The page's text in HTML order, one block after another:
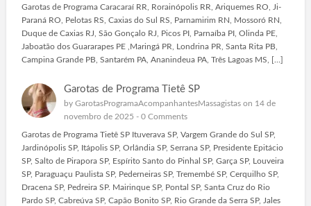
Garotas de Programa Caracaraí RR, Rorainópolis RR, Ariquemes RO, Ji-
Paraná RO, Pelotas RS, Caxias do Sul RS, Parnamirim RN, Mossoró RN,
Duque de Caxias RJ, São Gonçalo RJ, Picos PI, Parnaíba PI, Olinda PE,
Jaboatão dos Guararapes PE ,Maringá PR, Londrina PR, Santa Rita PB,
Campina Grande PB, Santarém PA, Ananindeua PA, Três Lagoas MS, […]
Garotas de Programa Tietê SP
by GarotasProgramaAcompanhantesMassagistason 14 de
novembro de 2025 - 0 Comments
Garotas de Programa Tietê SP Ituverava SP, Vargem Grande do Sul SP,
Jardinópolis SP, Itápolis SP, Orlândia SP, Serrana SP, Presidente Epitácio
SP, Salto de Pirapora SP, Espírito Santo do Pinhal SP, Garça SP, Louveira
SP, Paraguaçu Paulista SP, Pederneiras SP, Tremembé SP, Cerquilho SP,
Dracena SP, Pedreira SP. Mairinque SP, Pontal SP, Santa Cruz do Rio
Pardo SP, Cabreúva SP, Capão Bonito SP, Rio Grande da Serra SP, Jales